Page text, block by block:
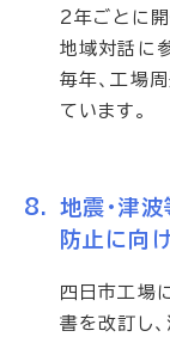
2年ごとに
地域対話に
毎年、工場
ています。
地震・津
防止に向
四日市工場
書を改訂し